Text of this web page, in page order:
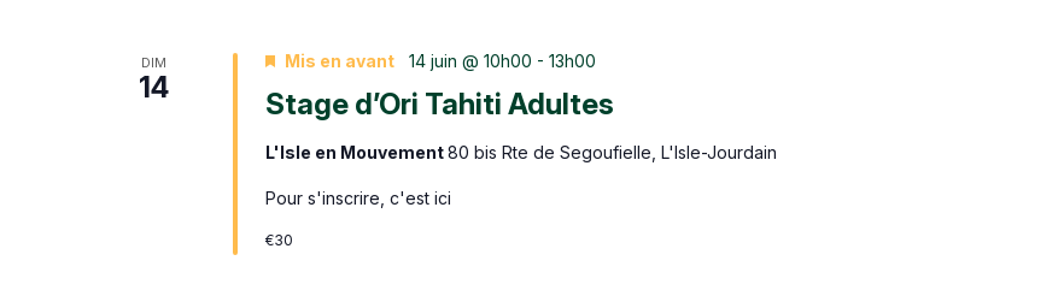
DIM
14 Stage d’Ori Tahiti Adultes
Mis en avant 14 juin @ 10h00 - 13h00
L'Isle en Mouvement80 bis Rte de Segoufielle, L'Isle-Jourdain
Pour s'inscrire, c'est ici
€30